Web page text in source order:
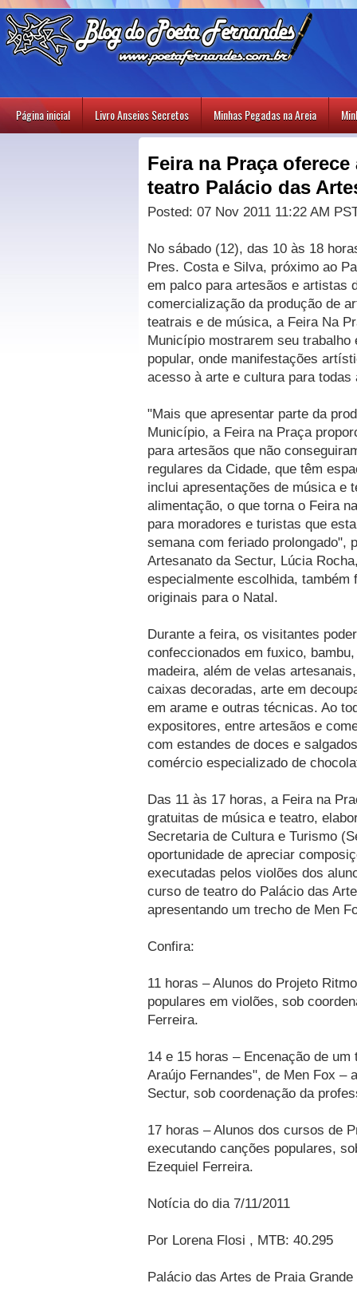
Página inicial Livro Anseios Secretos Minhas Pegadas na Areia
Feira na Praça
teatro Palácio das
Posted: 07 Nov 2011 11:22 AM
No sábado (12), das 10 às 18
Pres. Costa e Silva, próximo ao
em palco para artesãos e artistas
comercialização da produção de
teatrais e de música, a Feira Na
Município mostrarem seu
popular, onde manifestações
acesso à arte e cultura para todas
"Mais que apresentar parte da
Município, a Feira na Praça
para artesãos que não
regulares da Cidade, que têm
inclui apresentações de música e
alimentação, o que torna o Feira
para moradores e turistas que
semana com feriado prolongado",
Artesanato da Sectur, Lúcia
especialmente escolhida,
originais para o Natal.
Durante a feira, os visitantes
confeccionados em fuxico,
madeira, além de velas
caixas decoradas, arte em
em arame e outras técnicas. Ao
expositores, entre artesãos e
com estandes de doces e
comércio especializado de
Das 11 às 17 horas, a Feira na
gratuitas de música e teatro,
Secretaria de Cultura e Turismo
oportunidade de apreciar
executadas pelos violões dos
curso de teatro do Palácio das
apresentando um trecho de Men
Confira:
11 horas – Alunos do Projeto
populares em violões, sob
Ferreira.
14 e 15 horas – Encenação de
Araújo Fernandes", de Men Fox –
Sectur, sob coordenação da
17 horas – Alunos dos cursos de
executando canções populares,
Ezequiel Ferreira.
Notícia do dia 7/11/2011
Por Lorena Flosi , MTB: 40.295
Palácio das Artes de Praia Grande